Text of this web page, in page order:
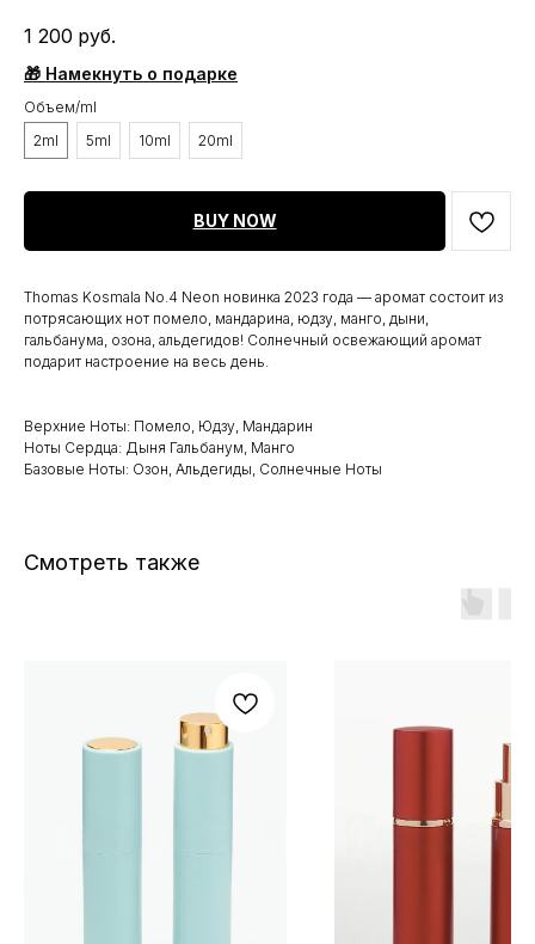
1 200 руб.
🎁 Намекнуть о подарке
Объем/ml
2ml
5ml 10ml 20ml
BUY NOW
Thomas Kosmala No.4 Neon новинка 2023 года — аромат состоит из
потрясающих нот помело, мандарина, юдзу, манго, дыни,
гальбанума, озона, альдегидов! Солнечный освежающий аромат
подарит настроение на весь день.
Верхние Ноты: Помело, Юдзу, Мандарин
Ноты Сердца: Дыня Гальбанум, Манго
Базовые Ноты: Озон, Альдегиды, Солнечные Ноты
Смотреть также